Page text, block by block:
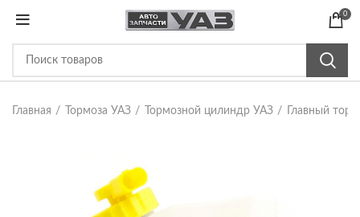
0
Главная Тормоза УАЗ Тормозной цилиндр УАЗ Главный